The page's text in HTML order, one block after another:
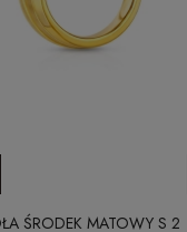
ŚRODEK MATOWY S 2